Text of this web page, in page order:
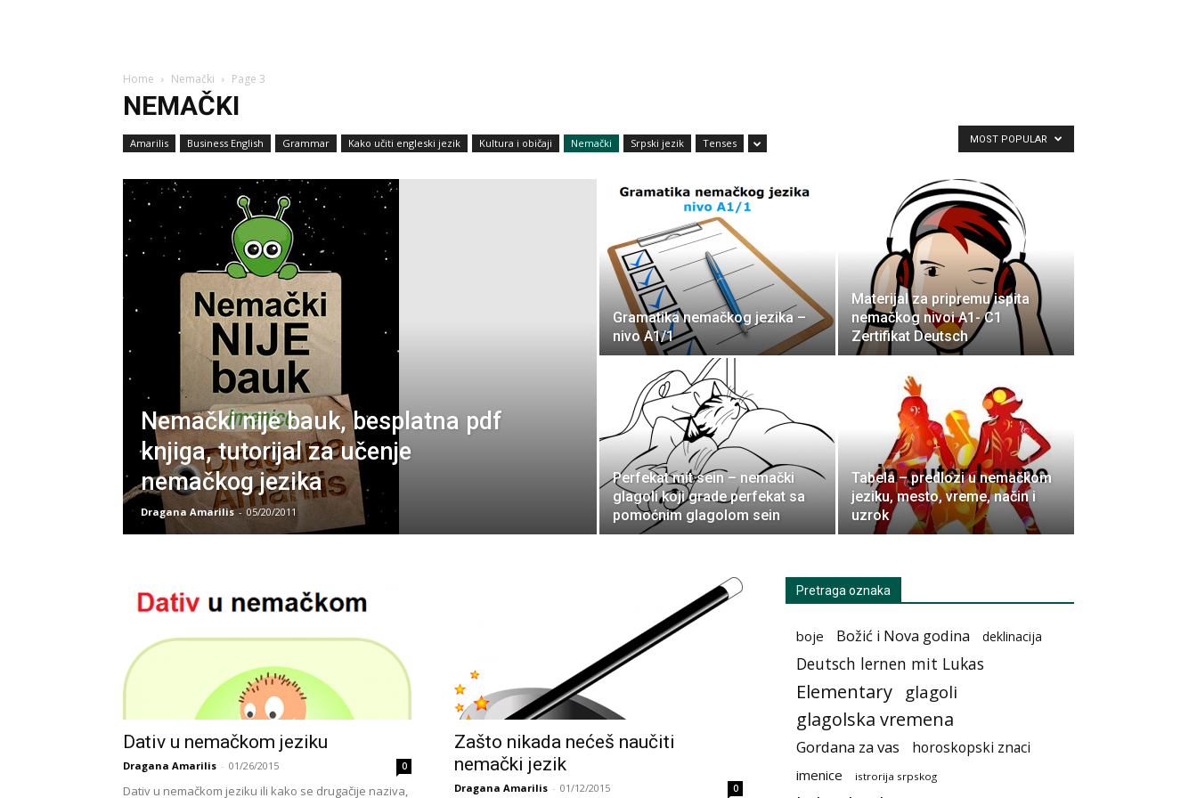
Home Nemački Page 3
NEMAČKI
Amarilis Business English Grammar Kako učiti engleski jezik Kultura i običaji Nemački Srpski jezik Tenses MOST POPULAR
Nemački nije bauk, besplatna pdf
knjiga, tutorijal za učenje
nemačkog jezika
Dragana Amarilis - 05/20/2011
Gramatika nemačkog jezika –
nivo A1/1
Materijal za pripremu ispita
nemačkog nivoi A1- C1
Zertifikat Deutsch
Perfekat mit sein – nemački
glagoli koji grade perfekat sa
pomoćnim glagolom sein
Tabela – predlozi u nemačkom
jeziku, mesto, vreme, način i
uzrok
Dativ u nemačkom jeziku
Dragana Amarilis - 01/26/2015 0
Dativ u nemačkom jeziku ili kako se drugačije naziva,
Zašto nikada nećeš naučiti
nemački jezik
Dragana Amarilis - 01/12/2015 0
Pretraga oznaka
boje Božić i Nova godina deklinacija
Deutsch lernen mit Lukas
Elementary glagoli
glagolska vremena
Gordana za vas horoskopski znaci
imenice istrorija srpskog